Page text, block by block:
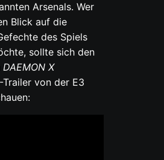
Arsenals. Wer
Blick auf die
des Spiels
sollte sich den
DAEMON X
-Trailer von der E3